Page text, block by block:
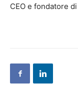
CEO e fondatore